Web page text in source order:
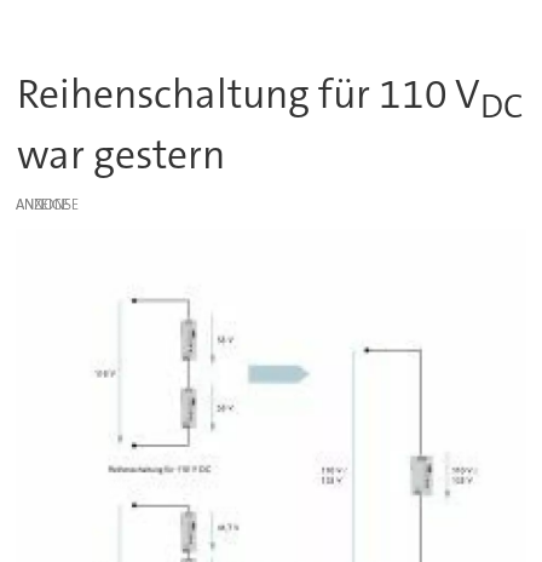
Reihenschaltung für 110 VDC
war gestern
ANZEIGE